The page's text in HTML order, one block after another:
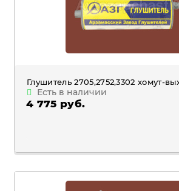
Глушитель 2705,2752,3302 хомут-
Есть в наличии
4 775 руб.